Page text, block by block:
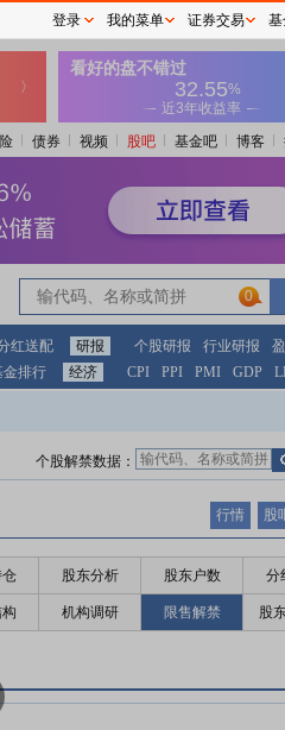
债券 视频 股吧 基金吧 博客
0
红送配 研报 个股研报 行业研报
金排行 经济 CPI PPI PMI GDP
个股解禁数据：
行情 股
股东分析 股东户数 分
机构调研 限售解禁 股
登录 我的菜单 证券交易